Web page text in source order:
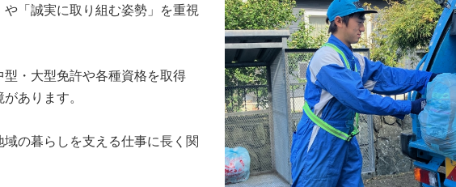
「誠実に取り組む姿勢」を重視
・大型免許や各種資格を取得
あります。
の暮らしを支える仕事に長く関